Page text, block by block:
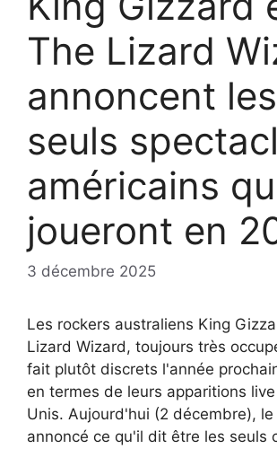
The Lizard
annoncent les
seuls
américains
joueront en
3 décembre 2025
Les rockers australiens King
Lizard Wizard, toujours très
fait plutôt discrets l'année
en termes de leurs apparitions
Unis. Aujourd'hui (2 décembre), le
annoncé ce qu'il dit être les seuls